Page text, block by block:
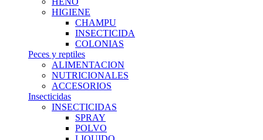
HIGIENE
CHAMPU
INSECTICIDA
COLONIAS
Peces y reptiles
ALIMENTACION
NUTRICIONALES
ACCESORIOS
Insecticidas
INSECTICIDAS
SPRAY
POLVO